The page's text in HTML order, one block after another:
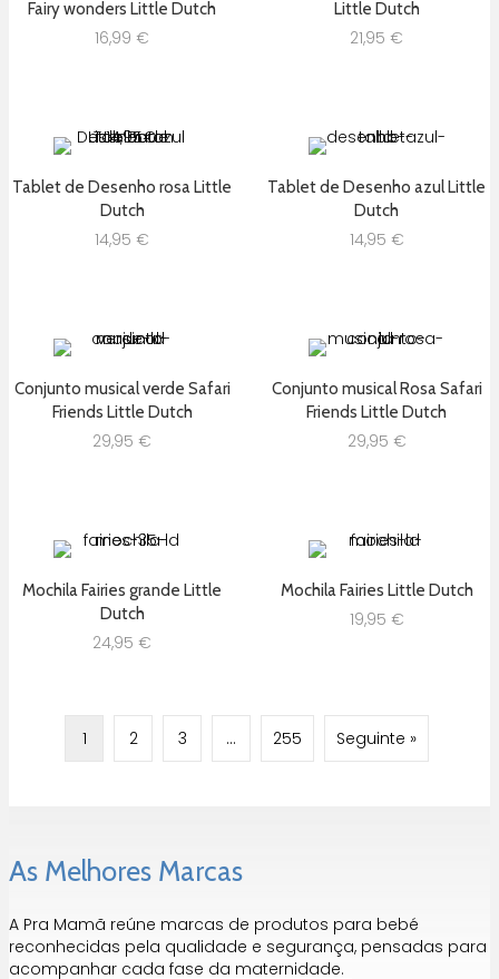
Fairy wonders Little Dutch
16,99 €
Little Dutch
21,95 €
Tablet de Desenho rosa Little
Dutch
14,95 €
Tablet de Desenho azul Little
Dutch
14,95 €
Conjunto musical verde Safari
Friends Little Dutch
29,95 €
Conjunto musical Rosa Safari
Friends Little Dutch
29,95 €
Mochila Fairies grande Little
Dutch
24,95 €
Mochila Fairies Little Dutch
19,95 €
1 2 3 … 255 Seguinte »
As Melhores Marcas
A Pra Mamã reúne marcas de produtos para bebé
reconhecidas pela qualidade e segurança, pensadas para
acompanhar cada fase da maternidade.